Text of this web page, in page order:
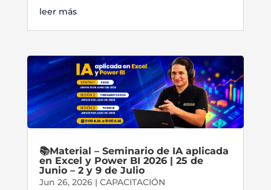
leer más
📚Material – Seminario de IA aplicada
en Excel y Power BI 2026 | 25 de
Junio – 2 y 9 de Julio
Jun 26, 2026| CAPACITACIÓN